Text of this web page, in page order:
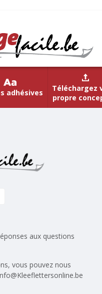
adhésives
Téléchargez
propre
aux questions
vous pouvez nous